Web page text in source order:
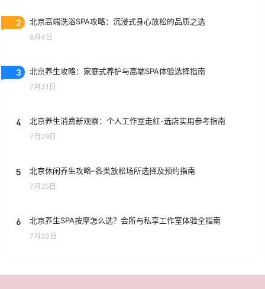
2 北京高端洗浴SPA攻略：沉浸式身心放松的品质之选
8月4日
3 北京养生攻略：家庭式养护与高端SPA体验选择指南
7月31日
4 北京养生消费新观察：个人工作室走红-选店实用参考指南
7月29日
5 北京休闲养生攻略–各类放松场所选择及预约指南
7月25日
6 北京养生SPA按摩怎么选？会所与私享工作室体验全指南
7月23日